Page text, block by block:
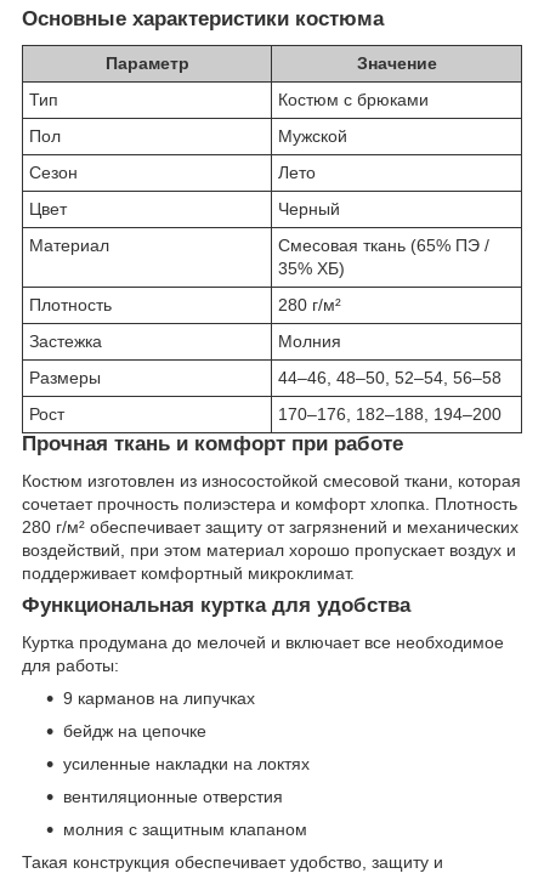
Основные характеристики костюма
Параметр
Значение
Тип
Костюм с брюками
Пол
Мужской
Сезон
Лето
Цвет
Черный
Материал
Смесовая ткань (65% ПЭ /
35% ХБ)
Плотность
280 г/м²
Застежка
Молния
Размеры
44–46, 48–50, 52–54, 56–58
Рост
170–176, 182–188, 194–200
Прочная ткань и комфорт при работе
Костюм изготовлен из износостойкой смесовой ткани, которая
сочетает прочность полиэстера и комфорт хлопка. Плотность
280 г/м² обеспечивает защиту от загрязнений и механических
воздействий, при этом материал хорошо пропускает воздух и
поддерживает комфортный микроклимат.
Функциональная куртка для удобства
Куртка продумана до мелочей и включает все необходимое
для работы:
9 карманов на липучках
бейдж на цепочке
усиленные накладки на локтях
вентиляционные отверстия
молния с защитным клапаном
Такая конструкция обеспечивает удобство, защиту и